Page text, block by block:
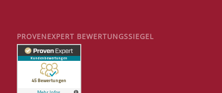
PROVENEXPERT BEWERTUNGSSIEGEL